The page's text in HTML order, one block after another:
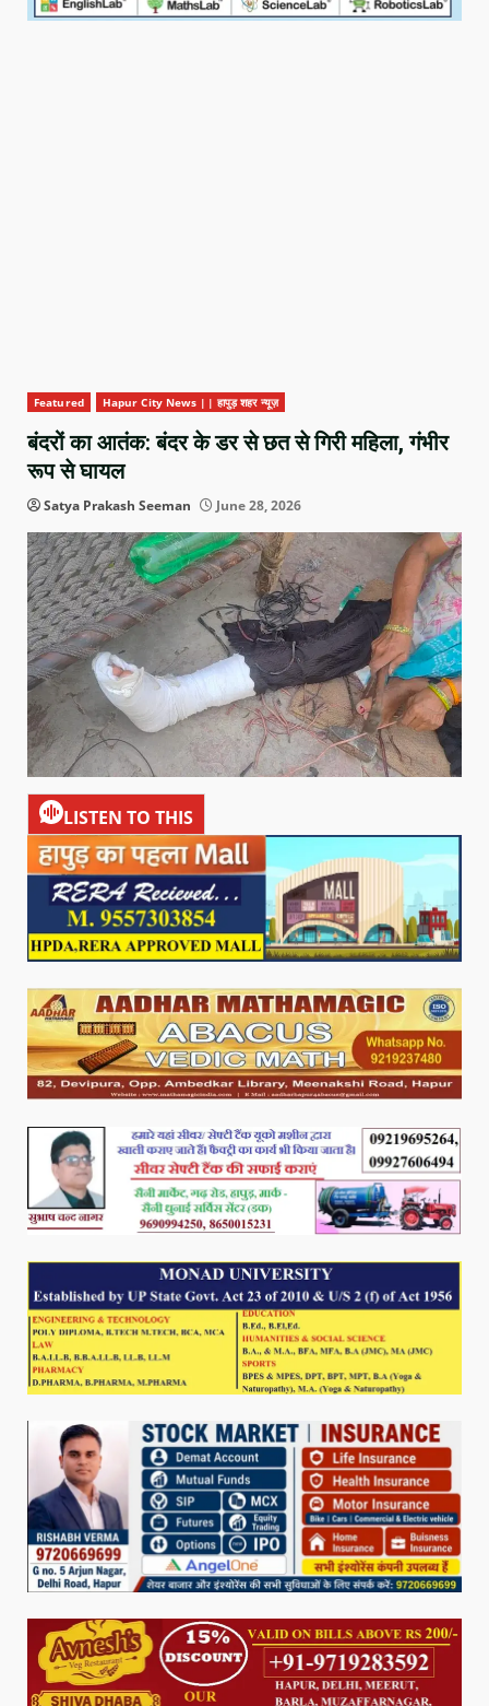
Featured Hapur City News || हापुड़ शहर न्यूज़
बंदरों का आतंक: बंदर के डर से छत से गिरी महिला, गंभीर
रूप से घायल
Satya Prakash Seeman June 28, 2026
LISTEN TO THIS